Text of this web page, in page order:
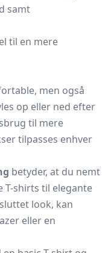
samt
til en mere
men også
op eller ned efter
til mere
tilpasses enhver
betyder, at du nemt
T-shirts til elegante
look, kan
eller en